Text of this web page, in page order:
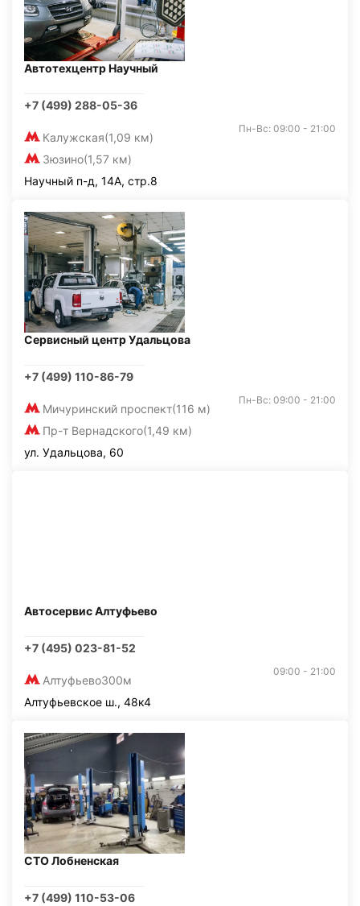
Автотехцентр Научный
+7 (499) 288-05-36
Калужская(1,09 км)
Зюзино(1,57 км)
Пн-Вс: 09:00 - 21:00
Научный п-д, 14А, стр.8
Сервисный центр Удальцова
+7 (499) 110-86-79
Мичуринский проспект(116 м)
Пр-т Вернадского(1,49 км)
Пн-Вс: 09:00 - 21:00
ул. Удальцова, 60
Автосервис Алтуфьево
+7 (495) 023-81-52
Алтуфьево300м
09:00 - 21:00
Алтуфьевское ш., 48к4
СТО Лобненская
+7 (499) 110-53-06